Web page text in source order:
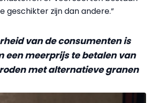
geschikter zijn dan andere.”
van de consumenten is
een meerprijs te betalen van
met alternatieve granen